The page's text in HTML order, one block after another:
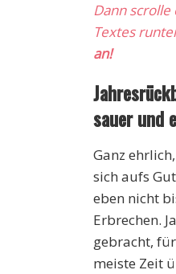
Dann scrolle
Textes
an!
sauer und
Ganz
sich aufs
eben nicht
Erbrechen.
gebracht,
meiste Zeit